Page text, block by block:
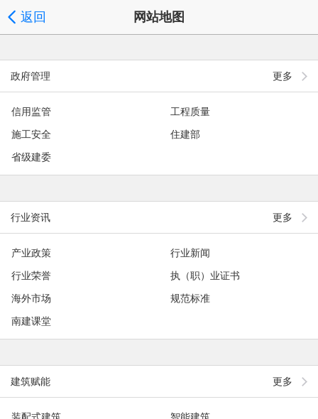
返回 网站地图
更多
政府管理
信用监管
工程质量
施工安全
住建部
省级建委
更多
行业资讯
产业政策
行业新闻
行业荣誉
执（职）业证书
海外市场
规范标准
南建课堂
更多
建筑赋能
装配式建筑
智能建筑